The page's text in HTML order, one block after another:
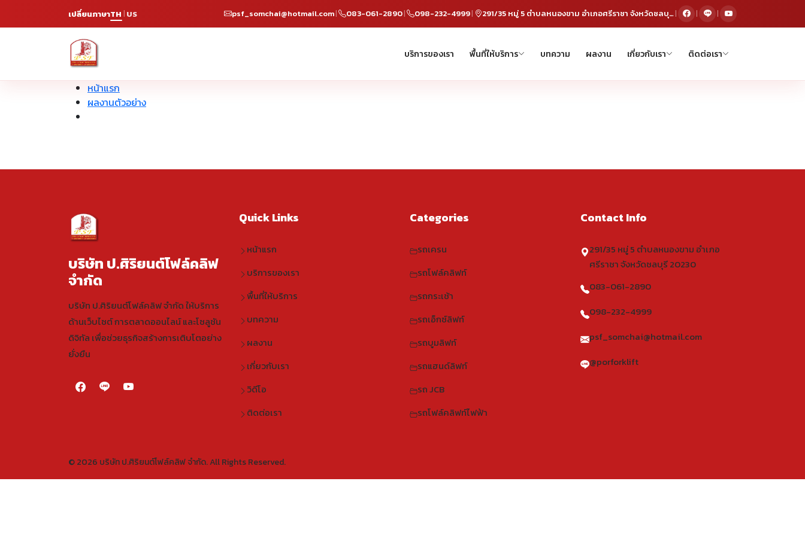
เปลี่ยนภาษาTH | US psf_somchai@hotmail.com| 083-061-2890| 098-232-4999| 291/35 หมู่ 5 ตำบลหนองขาม อำเภอศรีราชา จังหวัดชลบุรี 20230| | |
บริการของเรา พื้นที่ให้บริการ บทความ ผลงาน เกี่ยวกับเรา ติดต่อเรา
หน้าแรก
ผลงานตัวอย่าง
บริษัท ป.ศิริยนต์โฟล์คลิฟ
จำกัด
บริษัท ป.ศิริยนต์โฟล์คลิฟ จำกัด ให้บริการ
ด้านเว็บไซต์ การตลาดออนไลน์ และโซลูชัน
ดิจิทัล เพื่อช่วยธุรกิจสร้างการเติบโตอย่าง
ยั่งยืน
Quick Links
หน้าแรก
บริการของเรา
พื้นที่ให้บริการ
บทความ
ผลงาน
เกี่ยวกับเรา
วิดีโอ
ติดต่อเรา
Categories
รถเครน
รถโฟล์คลิฟท์
รถกระเช้า
รถเอ็กซ์ลิฟท์
รถบูมลิฟท์
รถแฮนด์ลิฟท์
รถ JCB
รถโฟล์คลิฟท์ไฟฟ้า
Contact Info
291/35 หมู่ 5 ตำบลหนองขาม อำเภอ
ศรีราชา จังหวัดชลบุรี 20230
083-061-2890
098-232-4999
psf_somchai@hotmail.com
@porforklift
© 2026 บริษัท ป.ศิริยนต์โฟล์คลิฟ จำกัด. All Rights Reserved.